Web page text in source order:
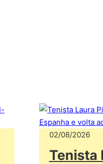
02/08/2026
Tenista